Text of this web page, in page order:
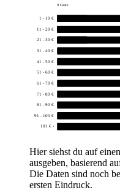
0 Gäste
1 - 10 €
11 - 20 €
21 - 30 €
31 - 40 €
41 - 50 €
51 - 60 €
61 - 70 €
71 - 80 €
81 - 90 €
91 - 100 €
101 € -
Hier siehst du auf
ausgeben, basierend
Die Daten sind noch
ersten Eindruck.